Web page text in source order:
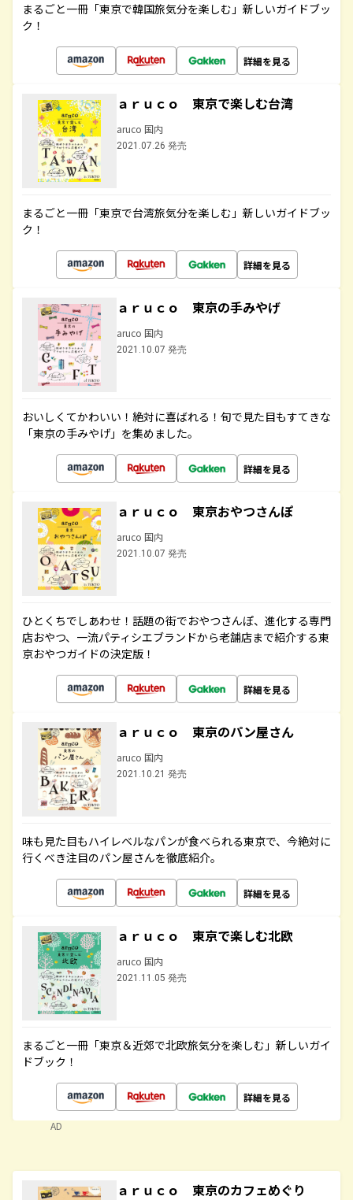
まるごと一冊「東京で韓国旅気分を楽しむ」新しいガイドブッ
ク！
詳細を見る
ａｒｕｃｏ 東京で楽しむ台湾
aruco 国内
2021.07.26 発売
まるごと一冊「東京で台湾旅気分を楽しむ」新しいガイドブッ
ク！
詳細を見る
ａｒｕｃｏ 東京の手みやげ
aruco 国内
2021.10.07 発売
おいしくてかわいい！絶対に喜ばれる！旬で見た目もすてきな
「東京の手みやげ」を集めました。
詳細を見る
ａｒｕｃｏ 東京おやつさんぽ
aruco 国内
2021.10.07 発売
ひとくちでしあわせ！話題の街でおやつさんぽ、進化する専門
店おやつ、一流パティシエブランドから老舗店まで紹介する東
京おやつガイドの決定版！
詳細を見る
ａｒｕｃｏ 東京のパン屋さん
aruco 国内
2021.10.21 発売
味も見た目もハイレベルなパンが食べられる東京で、今絶対に
行くべき注目のパン屋さんを徹底紹介。
詳細を見る
ａｒｕｃｏ 東京で楽しむ北欧
aruco 国内
2021.11.05 発売
まるごと一冊「東京＆近郊で北欧旅気分を楽しむ」新しいガイ
ドブック！
詳細を見る
AD
ａｒｕｃｏ 東京のカフェめぐり